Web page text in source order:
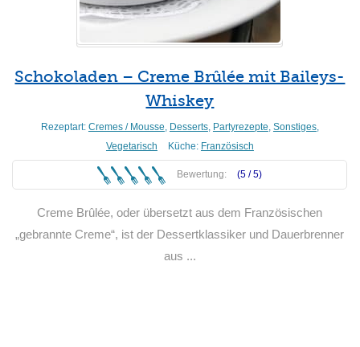
Schokoladen – Creme Brûlée mit Baileys-
Whiskey
Rezeptart: Cremes / Mousse, Desserts, Partyrezepte, Sonstiges,
Vegetarisch
Küche: Französisch
Bewertung: (5 /5)
Creme Brûlée, oder übersetzt aus dem Französischen
„gebrannte Creme“, ist der Dessertklassiker und Dauerbrenner
aus ...